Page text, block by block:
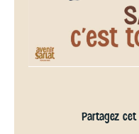
Partagez